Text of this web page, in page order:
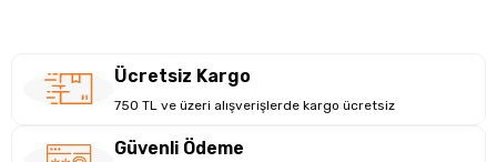
Ücretsiz Kargo
750 TL ve üzeri alışverişlerde kargo ücretsiz
Güvenli Ödeme